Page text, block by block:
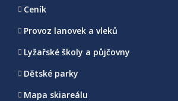
Ceník
Provoz lanovek a vleků
Lyžařské školy a půjčovny
Dětské parky
Mapa skiareálu